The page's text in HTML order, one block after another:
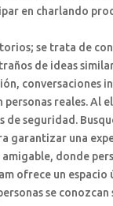
en charlando
se trata de
de ideas
conversaciones
reales. Al
de seguridad.
garantizar una
donde
ofrece un espacio
se